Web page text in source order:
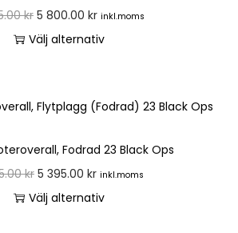
kr 5 800.00 kr inkl.moms
Välj alternativ
Fodrad 23 Black Ops
kr 5 395.00 kr inkl.moms
Välj alternativ